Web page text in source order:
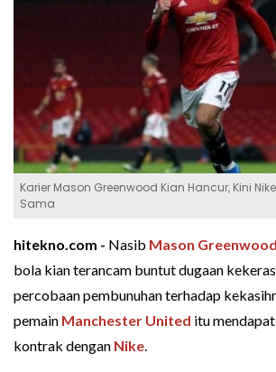
Karier Mason Greenwood Kian Hancur, Kini
Sama
hitekno.com - Nasib Mason Greenwood
bola kian terancam buntut dugaan
percobaan pembunuhan terhadap
pemain Manchester United itu
kontrak dengan Nike.